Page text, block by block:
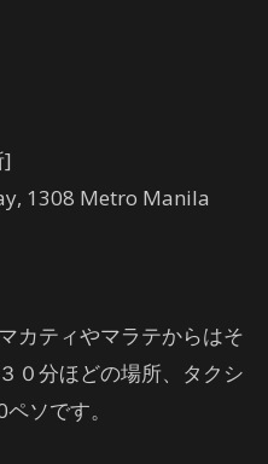
1308 Metro Manila
カティやマラテからはそ
０分ほどの場所、タクシ
ソです。